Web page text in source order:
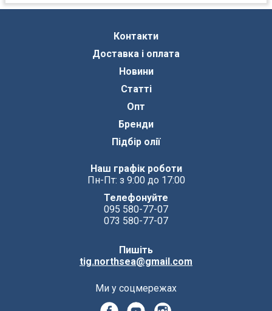
Контакти
Доставка і оплата
Новини
Статті
Опт
Бренди
Підбір олії
Наш графік роботи
Пн-Пт: з 9:00 до 17:00
Телефонуйте
095 580-77-07
073 580-77-07
Пишіть
tig.northsea@gmail.com
Ми у соцмережах